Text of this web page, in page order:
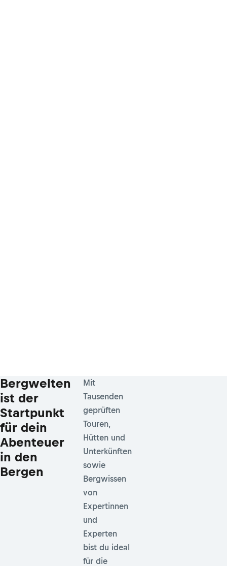
Bergwelten
ist der
Startpunkt
für dein
Abenteuer
in den
Bergen
Mit
Tausenden
geprüften
Touren,
Hütten und
Unterkünften
sowie
Bergwissen
von
Expertinnen
und
Experten
bist du ideal
für die